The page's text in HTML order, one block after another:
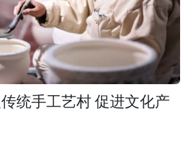
统手工艺村 促进文化产